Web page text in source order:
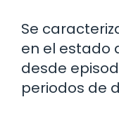
Se
en el estado
desde
periodos de